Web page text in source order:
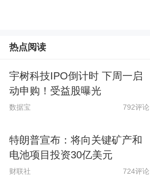
热点阅读
宇树科技IPO倒计时 下周一启
动申购！受益股曝光
数据宝 792评论
特朗普宣布：将向关键矿产和
电池项目投资30亿美元
财联社 724评论